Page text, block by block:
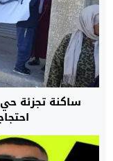
ساكنة تجزئة